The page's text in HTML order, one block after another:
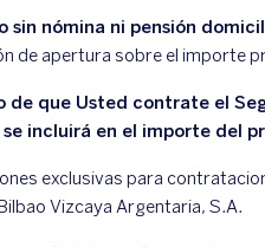
sin nómina ni pensión
de apertura sobre el importe
de que Usted contrate el
se incluirá en el importe del
exclusivas para
Vizcaya Argentaria, S.A.